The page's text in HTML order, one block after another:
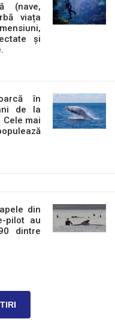
(nave,
viața
și
în
de la
mai
din
pilot au
dintre